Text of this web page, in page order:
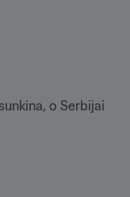
o Serbijai